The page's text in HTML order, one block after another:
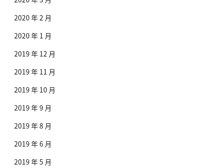
2020 年 2 月
2020 年 1 月
2019 年 12 月
2019 年 11 月
2019 年 10 月
2019 年 9 月
2019 年 8 月
2019 年 6 月
2019 年 5 月